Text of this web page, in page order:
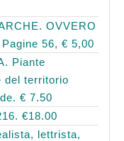
OVVERO
56, € 5,00
Piante
del territorio
€ 7.50
€18.00
lettrista,